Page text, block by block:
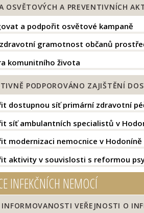
OSVĚTOVÝCH A PREVENTIVNÍCH
a podpořit osvětové kampaně
gramotnost občanů
komunitního života
PODPOROVÁNO ZAJIŠTĚNÍ
dostupnou síť primární zdravotní
síť ambulantních specialistů v
modernizaci nemocnice v Hodoníně
aktivity v souvislosti s reformou
INFEKČNÍCH NEMOCÍ
VEŘEJNOSTI O